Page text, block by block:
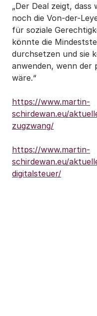
„Der Deal zeigt, dass
noch die Von-der-
für soziale
könnte die
durchsetzen und sie
anwenden, wenn der
wäre.“
https://www.martin-
schirdewan.eu/
zugzwang/
https://www.martin-
schirdewan.eu/
digitalsteuer/